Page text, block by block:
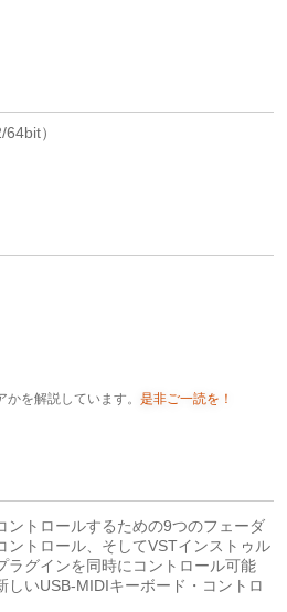
）
を解説しています。 是非ご一読を！
ントロールするための9つのフェーダ
ントロール、そしてVSTインストゥル
ラグインを同時にコントロール可能
しいUSB-MIDIキーボード・コントロ